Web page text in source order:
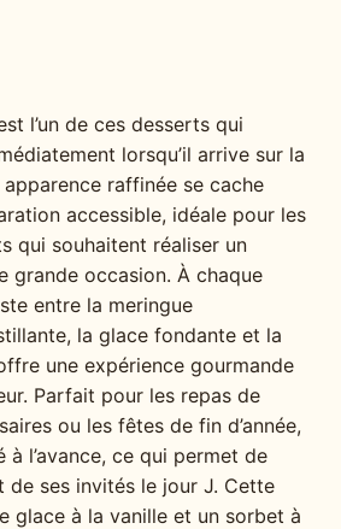
l’un de ces desserts qui
lorsqu’il arrive sur la
raffinée se cache
accessible, idéale pour les
qui souhaitent réaliser un
grande occasion. À chaque
entre la meringue
la glace fondante et la
une expérience gourmande
Parfait pour les repas de
ou les fêtes de fin d’année,
l’avance, ce qui permet de
de ses invités le jour J. Cette
glace à la vanille et un sorbet à